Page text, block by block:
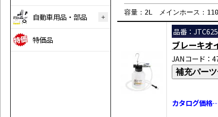
自動車用品・部品
特価品
容量：2L メインホース：
品番：
ブレーキオ
JANコード：
補充パー
カタログ価格